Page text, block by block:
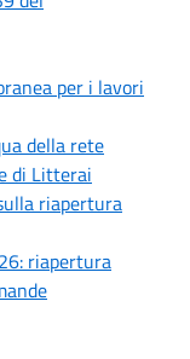
per i lavori
della rete
di Litterai
riapertura
riapertura